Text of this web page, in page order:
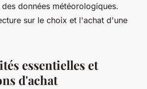
données météorologiques.
sur le choix et l'achat d'une
essentielles et
d'achat